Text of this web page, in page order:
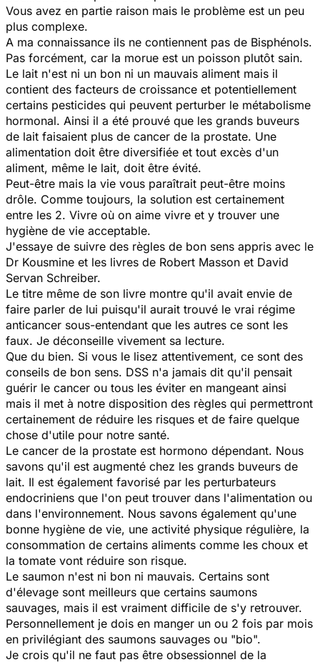
Vous avez en partie raison mais le problème est un peu
plus complexe.
A ma connaissance ils ne contiennent pas de Bisphénols.
Pas forcément, car la morue est un poisson plutôt sain.
Le lait n'est ni un bon ni un mauvais aliment mais il
contient des facteurs de croissance et potentiellement
certains pesticides qui peuvent perturber le métabolisme
hormonal. Ainsi il a été prouvé que les grands buveurs
de lait faisaient plus de cancer de la prostate. Une
alimentation doit être diversifiée et tout excès d'un
aliment, même le lait, doit être évité.
Peut-être mais la vie vous paraîtrait peut-être moins
drôle. Comme toujours, la solution est certainement
entre les 2. Vivre où on aime vivre et y trouver une
hygiène de vie acceptable.
J'essaye de suivre des règles de bon sens appris avec le
Dr Kousmine et les livres de Robert Masson et David
Servan Schreiber.
Le titre même de son livre montre qu'il avait envie de
faire parler de lui puisqu'il aurait trouvé le vrai régime
anticancer sous-entendant que les autres ce sont les
faux. Je déconseille vivement sa lecture.
Que du bien. Si vous le lisez attentivement, ce sont des
conseils de bon sens. DSS n'a jamais dit qu'il pensait
guérir le cancer ou tous les éviter en mangeant ainsi
mais il met à notre disposition des règles qui permettront
certainement de réduire les risques et de faire quelque
chose d'utile pour notre santé.
Le cancer de la prostate est hormono dépendant. Nous
savons qu'il est augmenté chez les grands buveurs de
lait. Il est également favorisé par les perturbateurs
endocriniens que l'on peut trouver dans l'alimentation ou
dans l'environnement. Nous savons également qu'une
bonne hygiène de vie, une activité physique régulière, la
consommation de certains aliments comme les choux et
la tomate vont réduire son risque.
Le saumon n'est ni bon ni mauvais. Certains sont
d'élevage sont meilleurs que certains saumons
sauvages, mais il est vraiment difficile de s'y retrouver.
Personnellement je dois en manger un ou 2 fois par mois
en privilégiant des saumons sauvages ou "bio".
Je crois qu'il ne faut pas être obsessionnel de la